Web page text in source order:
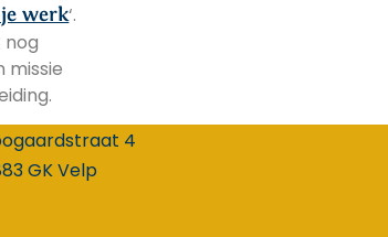
werk‘.
nog
missie
4
GK Velp